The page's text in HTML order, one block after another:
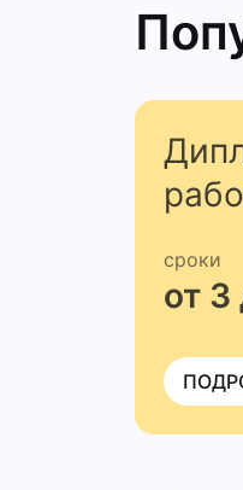
сроки
от 3